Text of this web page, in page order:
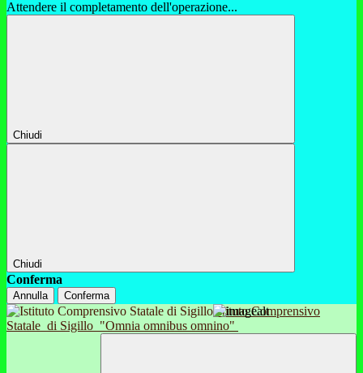
Attendere il completamento dell'operazione...
Chiudi
Chiudi
Conferma
Annulla Conferma
Istituto Comprensivo
Statale di Sigillo "Omnia omnibus omnino"